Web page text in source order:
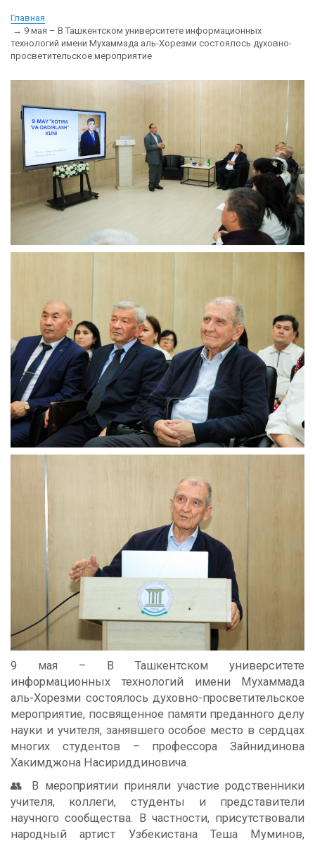
Главная
9 мая – В Ташкентском университете информационных
технологий имени Мухаммада аль-Хорезми состоялось духовно-
просветительское мероприятие
9 мая – В Ташкентском университете
информационных технологий имени Мухаммада
аль-Хорезми состоялось духовно-просветительское
мероприятие, посвященное памяти преданного делу
науки и учителя, занявшего особое место в сердцах
многих студентов – профессора Зайнидинова
Хакимджона Насириддиновича.
👥 В мероприятии приняли участие родственники
учителя, коллеги, студенты и представители
научного сообщества. В частности, присутствовали
народный артист Узбекистана Теша Муминов,